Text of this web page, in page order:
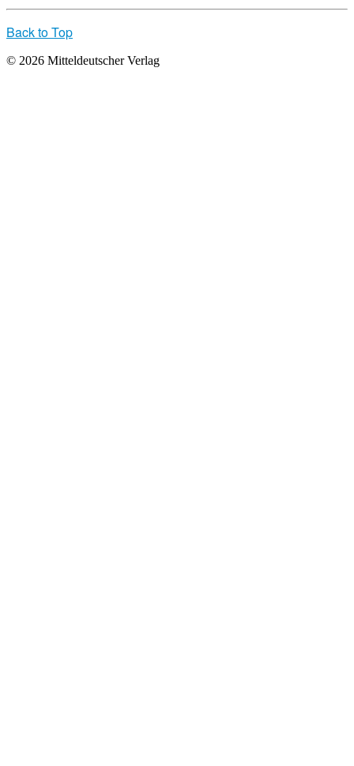
Back to Top
© 2026 Mitteldeutscher Verlag